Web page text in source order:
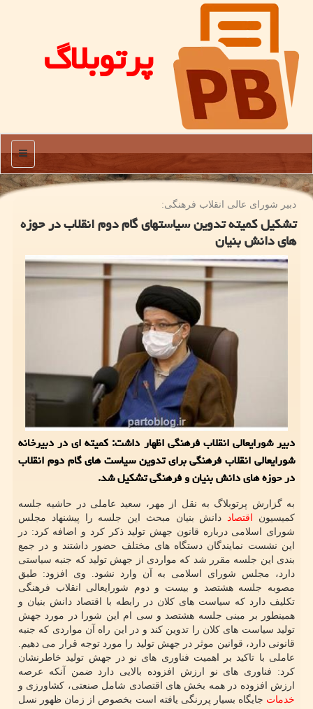
پرتوبلاگ
منو
دبیر شورای عالی انقلاب فرهنگی:
تشكیل كمیته تدوین سیاستهای گام دوم انقلاب در حوزه
های دانش بنیان
دبیر شورایعالی انقلاب فرهنگی اظهار داشت: كمیته ای در دبیرخانه
شورایعالی انقلاب فرهنگی برای تدوین سیاست های گام دوم انقلاب
در حوزه های دانش بنیان و فرهنگی تشكیل شد.
به گزارش پرتوبلاگ به نقل از مهر، سعید عاملی در حاشیه جلسه
کمیسیون
اقتصاد
دانش بنیان مبحث این جلسه را پیشنهاد مجلس
شورای اسلامی درباره قانون جهش تولید ذکر کرد و اضافه کرد: در
این نشست نمایندگان دستگاه های مختلف حضور داشتند و در جمع
بندی این جلسه مقرر شد که مواردی از جهش تولید که جنبه سیاستی
دارد، مجلس شورای اسلامی به آن وارد نشود. وی افزود: طبق
مصوبه جلسه هشتصد و بیست و دوم شورایعالی انقلاب فرهنگی
تکلیف دارد که سیاست های کلان در رابطه با اقتصاد دانش بنیان و
همینطور بر مبنی جلسه هشتصد و سی ام این شورا در مورد جهش
تولید سیاست های کلان را تدوین کند و در این راه آن مواردی که جنبه
قانونی دارد، قوانین موثر در جهش تولید را مورد توجه قرار می دهیم.
عاملی با تاکید بر اهمیت فناوری های نو در جهش تولید خاطرنشان
کرد: فناوری های نو ارزش افزوده بالایی دارد ضمن آنکه عرصه
ارزش افزوده در همه بخش های اقتصادی شامل صنعتی، کشاورزی و
خدمات جایگاه بسیار پررنگی یافته است بخصوص از زمان ظهور نسل